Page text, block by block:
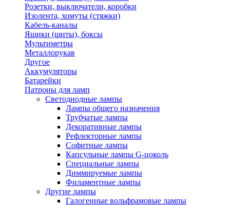
Розетки, выключатели, коробки
Изолента, хомуты (стяжки)
Кабель-каналы
Ящики (щиты), боксы
Мультиметры
Металлорукав
Другое
Аккумуляторы
Батарейки
Патроны для ламп
Светодиодные лампы
Лампы общего назначения
Трубчатые лампы
Декоративные лампы
Рефлекторные лампы
Софитные лампы
Капсульные лампы G-цоколь
Специальные лампы
Диммируемые лампы
Филаментные лампы
Другие лампы
Галогенные вольфрамовые лампы